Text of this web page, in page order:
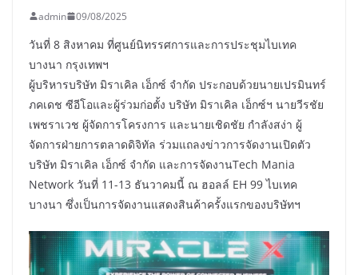
admin 09/08/2025
วันที่ 8 สิงหาคม ที่ศูนย์นิทรรศการและการประชุมไบเทค
บางนา กรุงเทพฯ
ผู้บริหารบริษัท มิราเคิล เอ็กซ์ จำกัด ประกอบด้วยนายเปรมินทร์
ภคเดช ซีอีโอและผู้ร่วมก่อตั้ง บริษัท มิราเคิล เอ็กซ์ฯ นายวีรชัย
เพชราเวช ผู้จัดการโครงการ และนายเชิดชัย กำลังสง่า ผู้
จัดการฝ่ายการตลาดดิจิทัล ร่วมแถลงข่าวการจัดงานเปิดตัว
บริษัท มิราเคิล เอ็กซ์ จำกัด และการจัดงานTech Mania
Network วันที่ 11-13 ธันวาคมนี้ ณ ฮอลล์ EH 99 ไบเทค
บางนา ซึ่งเป็นการจัดงานแสดงสินค้าครั้งแรกของบริษัทฯ